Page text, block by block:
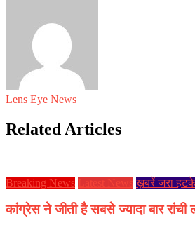
Lens Eye News
Related Articles
Breaking News Latest News ख़बरें जरा
कांग्रेस ने जीती है सबसे ज्यादा बार